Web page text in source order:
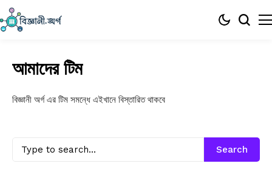
আমাদের টিম
বিজ্ঞানী অর্গ এর টিম সমন্ধে এইখানে বিস্তারিত থাকবে
Search